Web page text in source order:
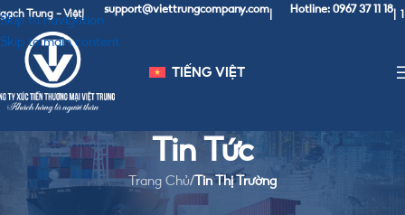
Skip to navigation
Skip to main content
- Việt| support@viettrungcompany.com| Hotline: 0967 37 11 18| 1
TIẾNG VIỆT
Tin Tức
Trang Chủ/ Tin Thị Trường